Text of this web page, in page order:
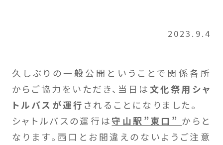
2023.9.4
久しぶりの一般公開ということで関係各所
からご協力をいただき、当日は文化祭用シャ
トルバスが運行 されることになりました。
シャトルバスの運行は守山駅”東口” からと
なります。西口とお間違えのないようご注意